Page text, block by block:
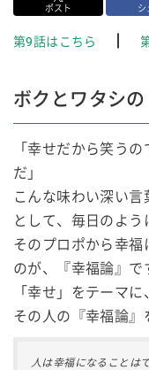
ポスト シ
第9話はこちら ┃
ボクとワタシ
「幸せだから笑う
だ」
こんな味わい深い言
として、毎日のよう
そのプロポから幸福
のが、『幸福論』で
「幸せ」をテーマ
その人の『幸福論』
人は幸福になることは